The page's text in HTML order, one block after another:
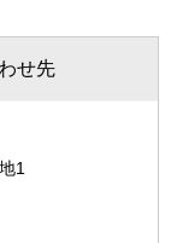
せ先
1